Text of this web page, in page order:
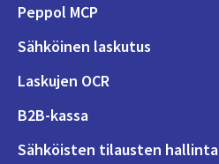
Peppol MCP
Sähköinen laskutus
Laskujen OCR
B2B-kassa
Sähköisten tilausten hallinta